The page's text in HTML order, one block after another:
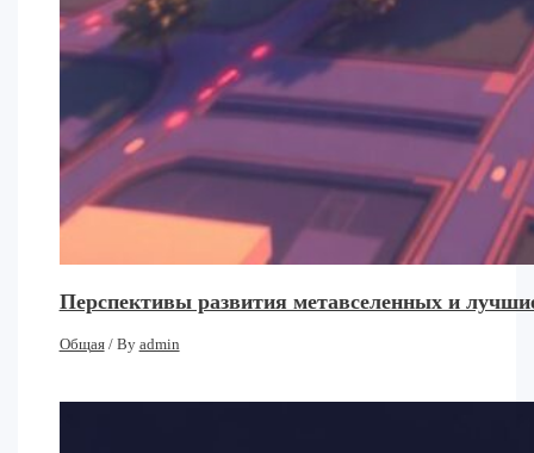
Перспективы развития метавселенных и
Общая/ By admin